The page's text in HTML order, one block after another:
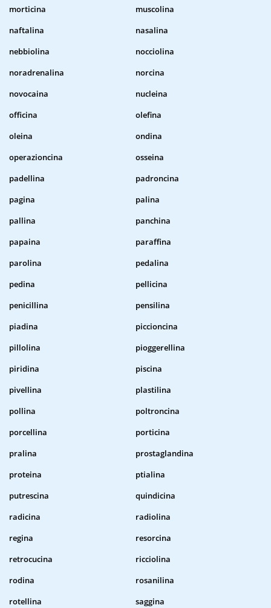
morticina
muscolina
naftalina
nasalina
nebbiolina
nocciolina
noradrenalina
norcina
novocaina
nucleina
officina
olefina
oleina
ondina
operazioncina
osseina
padellina
padroncina
pagina
palina
pallina
panchina
papaina
paraffina
parolina
pedalina
pedina
pellicina
penicillina
pensilina
piadina
piccioncina
pillolina
pioggerellina
piridina
piscina
pivellina
plastilina
pollina
poltroncina
porcellina
porticina
pralina
prostaglandina
proteina
ptialina
putrescina
quindicina
radicina
radiolina
regina
resorcina
retrocucina
ricciolina
rodina
rosanilina
rotellina
saggina